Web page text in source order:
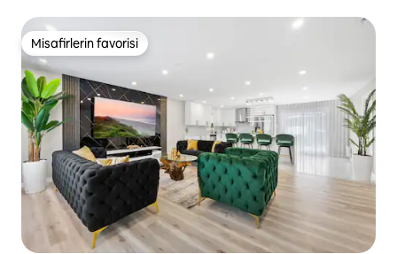
Misafirlerin favorisi
Misafirlerin favorisi